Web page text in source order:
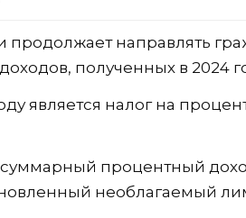
продолжает направлять
полученных в 2024
является налог на
суммарный процентный
необлагаемый